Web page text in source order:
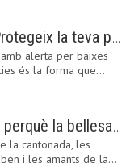
El fred ja està aquí! Protegeix la teva pell amb els nostres consells i propostes
alerta per baixes
és la forma que…
Idees per Halloween, perquè la bellesa pot ser terrorífica
la cantonada, les
i les amants de la…